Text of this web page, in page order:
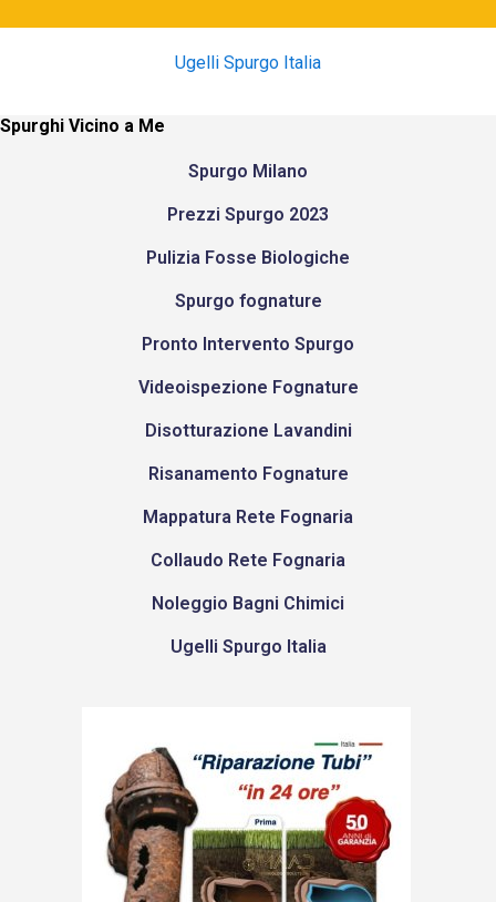
Ugelli Spurgo Italia
Spurghi Vicino a Me
Spurgo Milano
Prezzi Spurgo 2023
Pulizia Fosse Biologiche
Spurgo fognature
Pronto Intervento Spurgo
Videoispezione Fognature
Disotturazione Lavandini
Risanamento Fognature
Mappatura Rete Fognaria
Collaudo Rete Fognaria
Noleggio Bagni Chimici
Ugelli Spurgo Italia